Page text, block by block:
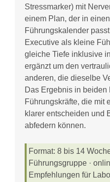
Stressmarker) mit
einem Plan, der in
Führungskalender
Executive als kleine
gleiche Tiefe inklusive
ergänzt um den
anderen, die dieselbe
Das Ergebnis in beiden
Führungskräfte, die mit
klarer entscheiden und
abfedern können.
Format: 8 bis 14
Führungsgruppe ·
Empfehlungen für